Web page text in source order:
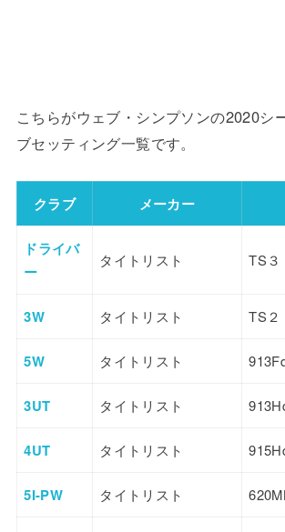
こちらがウェブ・シンプソンの2020シ
ブセッティング一覧です。
クラブ メーカー
ドライバ
ー
タイトリスト TS３
3W タイトリスト TS２
5W タイトリスト
3UT タイトリスト
4UT タイトリスト
5I-PW タイトリスト